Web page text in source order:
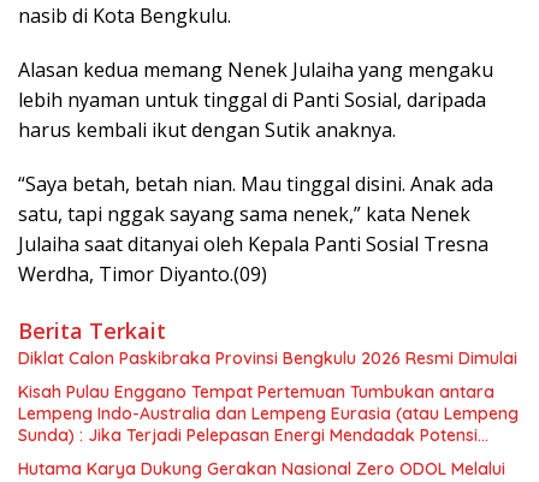
nasib di Kota Bengkulu.
Alasan kedua memang Nenek Julaiha yang mengaku
lebih nyaman untuk tinggal di Panti Sosial, daripada
harus kembali ikut dengan Sutik anaknya.
“Saya betah, betah nian. Mau tinggal disini. Anak ada
satu, tapi nggak sayang sama nenek,” kata Nenek
Julaiha saat ditanyai oleh Kepala Panti Sosial Tresna
Werdha, Timor Diyanto.(09)
Berita Terkait
Diklat Calon Paskibraka Provinsi Bengkulu 2026 Resmi Dimulai
Kisah Pulau Enggano Tempat Pertemuan Tumbukan antara
Lempeng Indo-Australia dan Lempeng Eurasia (atau Lempeng
Sunda) : Jika Terjadi Pelepasan Energi Mendadak Potensi
Gempa 8.4 SR dan Picu Tsunami 15 Meter
Hutama Karya Dukung Gerakan Nasional Zero ODOL Melalui